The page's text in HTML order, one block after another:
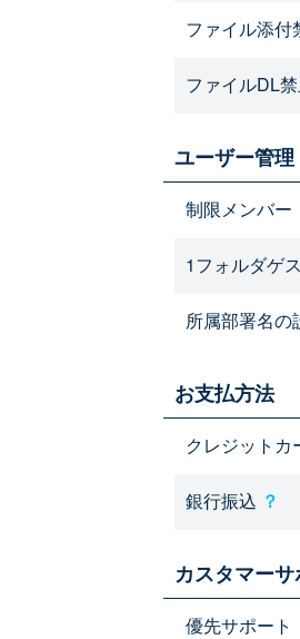
ファイル添付
ファイルDL
ユーザー管理
制限メンバー
1フォルダゲ
所属部署名の
お支払方法
クレジットカ
銀行振込 ？
カスタマーサ
優先サポート